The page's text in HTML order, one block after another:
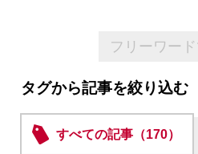
タグから記事を絞り込む
すべての記事（170）